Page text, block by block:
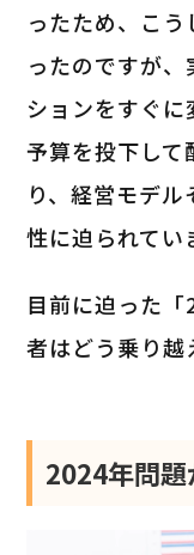
ったため、こ
ったのですが
ションをすぐ
予算を投下して
り、経営モデ
性に迫られてい
目前に迫った
者はどう乗り越
2024年問題